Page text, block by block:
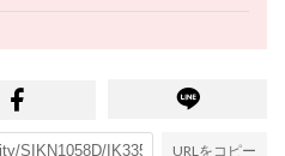
URLをコピー